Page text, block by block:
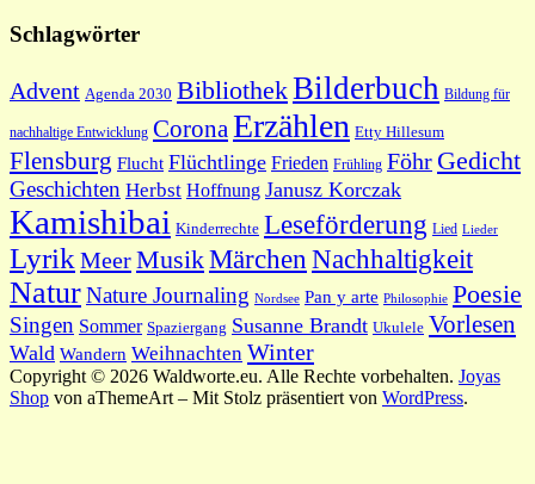
Schlagwörter
Advent Agenda 2030 BibliothekBilderbuch Bildung für
nachhaltige Entwicklung Corona Erzählen Etty Hillesum
Flensburg Flucht Flüchtlinge Frieden Frühling Föhr Gedicht
Geschichten Herbst Hoffnung Janusz Korczak
Kamishibai Kinderrechte Leseförderung Lied Lieder
Lyrik MeerMusikMärchen Nachhaltigkeit
NaturNature Journaling Nordsee Pan y arte Philosophie Poesie
Singen Sommer Spaziergang Susanne Brandt Ukulele Vorlesen
Wald Wandern Weihnachten Winter
Copyright © 2026 Waldworte.eu. Alle Rechte vorbehalten. Joyas
Shop von aThemeArt – Mit Stolz präsentiert von WordPress.